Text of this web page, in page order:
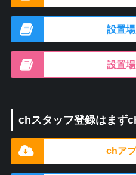
設置場
設置場
chスタッフ登録はまず
chア